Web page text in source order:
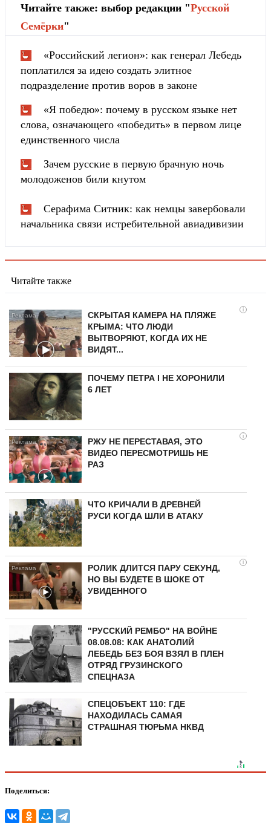
Читайте также: выбор редакции "Русской
Cемёрки"
«Российский легион»: как генерал Лебедь
поплатился за идею создать элитное
подразделение против воров в законе
«Я победю»: почему в русском языке нет
слова, означающего «победить» в первом лице
единственного числа
Зачем русские в первую брачную ночь
молодоженов били кнутом
Серафима Ситник: как немцы завербовали
начальника связи истребительной авиадивизии
Читайте также
i
СКРЫТАЯ КАМЕРА НА ПЛЯЖЕ
КРЫМА: ЧТО ЛЮДИ
ВЫТВОРЯЮТ, КОГДА ИХ НЕ
ВИДЯТ...
ПОЧЕМУ ПЕТРА I НЕ ХОРОНИЛИ
6 ЛЕТ
i
РЖУ НЕ ПЕРЕСТАВАЯ, ЭТО
ВИДЕО ПЕРЕСМОТРИШЬ НЕ
РАЗ
ЧТО КРИЧАЛИ В ДРЕВНЕЙ
РУСИ КОГДА ШЛИ В АТАКУ
i
РОЛИК ДЛИТСЯ ПАРУ СЕКУНД,
НО ВЫ БУДЕТЕ В ШОКЕ ОТ
УВИДЕННОГО
"РУССКИЙ РЕМБО" НА ВОЙНЕ
08.08.08: КАК АНАТОЛИЙ
ЛЕБЕДЬ БЕЗ БОЯ ВЗЯЛ В ПЛЕН
ОТРЯД ГРУЗИНСКОГО
СПЕЦНАЗА
СПЕЦОБЪЕКТ 110: ГДЕ
НАХОДИЛАСЬ САМАЯ
СТРАШНАЯ ТЮРЬМА НКВД
Поделиться: